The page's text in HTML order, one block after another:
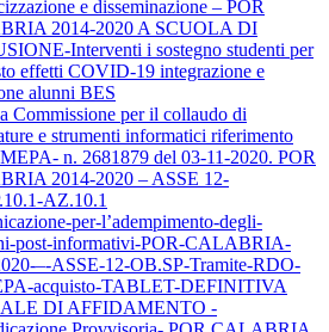
e disseminazione – POR
2014-2020 A SCUOLA DI
Interventi i sostegno studenti per
effetti COVID-19 integrazione e
alunni BES
Commissione per il collaudo di
e strumenti informatici riferimento
n. 2681879 del 03-11-2020. POR
2014-2020 – ASSE 12-
AZ.10.1
per-l’adempimento-degli-
post-informativi-POR-CALABRIA-
–-ASSE-12-OB.SP-Tramite-RDO-
acquisto-TABLET-DEFINITIVA
DI AFFIDAMENTO -